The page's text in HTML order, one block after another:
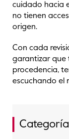
cuidado hacia
no tienen
origen.
Con cada
garantizar que
procedencia,
escuchando el